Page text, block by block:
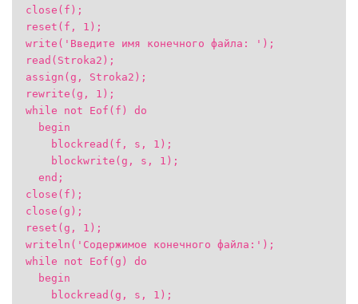
close(f);
reset(f, 1);
write('Введите имя конечного файла: ');
read(Stroka2);
assign(g, Stroka2);
rewrite(g, 1);
while not Eof(f) do
begin
blockread(f, s, 1);
blockwrite(g, s, 1);
end;
close(f);
close(g);
reset(g, 1);
writeln('Содержимое конечного файла:');
while not Eof(g) do
begin
blockread(g, s, 1);